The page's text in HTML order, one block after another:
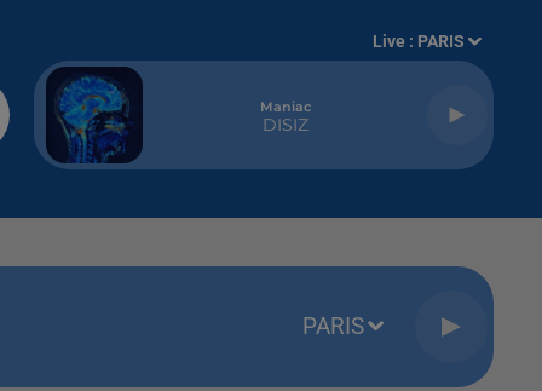
Live : PARIS
Maniac
DISIZ
PARIS